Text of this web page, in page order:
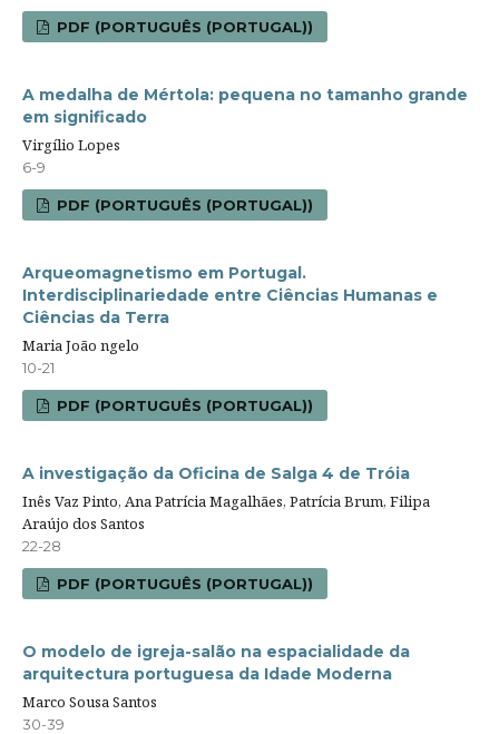
PDF (PORTUGUÊS (PORTUGAL))
A medalha de Mértola: pequena no tamanho grande
em significado
Virgílio Lopes
6-9
PDF (PORTUGUÊS (PORTUGAL))
Arqueomagnetismo em Portugal.
Interdisciplinariedade entre Ciências Humanas e
Ciências da Terra
Maria João ngelo
10-21
PDF (PORTUGUÊS (PORTUGAL))
A investigação da Oficina de Salga 4 de Tróia
Inês Vaz Pinto, Ana Patrícia Magalhães, Patrícia Brum, Filipa
Araújo dos Santos
22-28
PDF (PORTUGUÊS (PORTUGAL))
O modelo de igreja-salão na espacialidade da
arquitectura portuguesa da Idade Moderna
Marco Sousa Santos
30-39